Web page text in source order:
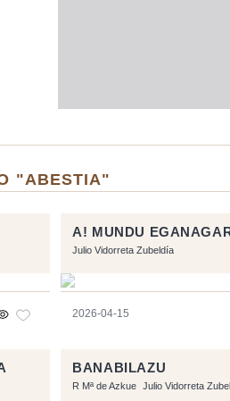
"ABESTIA"
A! MUNDU
Julio Vidorreta Zubeldía
2026-04-15
BANABILAZU
R Mª de Azkue Julio Vidorreta